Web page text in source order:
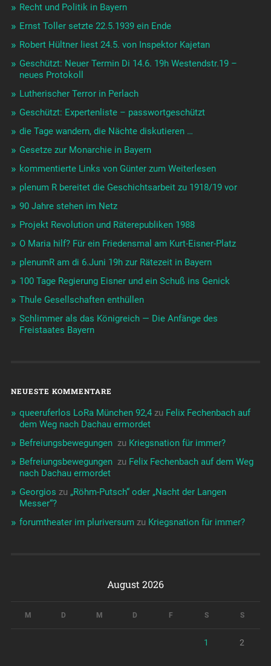
Recht und Politik in Bayern
Ernst Toller setzte 22.5.1939 ein Ende
Robert Hültner liest 24.5. von Inspektor Kajetan
Geschützt: Neuer Termin Di 14.6. 19h Westendstr.19 –
neues Protokoll
Lutherischer Terror in Perlach
Geschützt: Expertenliste – passwortgeschützt
die Tage wandern, die Nächte diskutieren …
Gesetze zur Monarchie in Bayern
kommentierte Links von Günter zum Weiterlesen
plenum R bereitet die Geschichtsarbeit zu 1918/19 vor
90 Jahre stehen im Netz
Projekt Revolution und Räterepubliken 1988
O Maria hilf? Für ein Friedensmal am Kurt-Eisner-Platz
plenumR am di 6.Juni 19h zur Rätezeit in Bayern
100 Tage Regierung Eisner und ein Schuß ins Genick
Thule Gesellschaften enthüllen
Schlimmer als das Königreich — Die Anfänge des
Freistaates Bayern
NEUESTE KOMMENTARE
queeruferlos LoRa München 92,4zu Felix Fechenbach auf
dem Weg nach Dachau ermordet
Befreiungsbewegungen ️‍ zu Kriegsnation für immer?
Befreiungsbewegungen ️‍ zu Felix Fechenbach auf dem Weg
nach Dachau ermordet
Georgios zu „Röhm-Putsch“ oder „Nacht der Langen
Messer“?
forumtheater im pluriversum zu Kriegsnation für immer?
August 2026
M D M D F S S
1 2